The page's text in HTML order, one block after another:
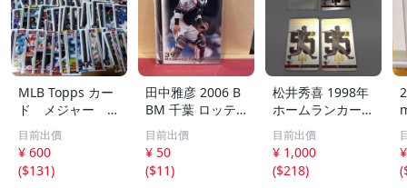
MLB Topps カー
ド メジャー 1
00枚 2
目前出價
¥ 600
($131)
田中雅彦 2006 B
BM 千葉 ロッテ
マリーンズ トレ
カ プロ野球 カー
ド M37 スポーツ
アスリート トレ
目前出價
¥ 50
($11)
松井秀喜 1998年
ホームランカード
150号 記念カード
3枚セット 読売ジ
ャイアンツ 日本
テレビ 劇空間プ
目前出價
¥ 1,000
($218)
(